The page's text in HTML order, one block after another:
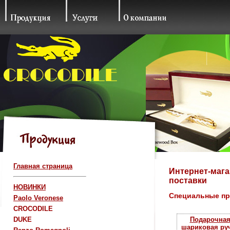
Главная страница
НОВИНКИ
Paolo Veronese
CROCODILE
DUKE
Интернет-
поставки
Специальные
Подарочная
шариковая